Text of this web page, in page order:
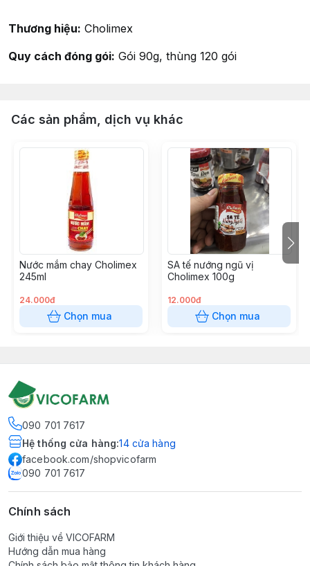
Thương hiệu: Cholimex
Quy cách đóng gói: Gói 90g, thùng 120 gói
Các sản phẩm, dịch vụ khác
Nước mắm chay Cholimex
245ml
24.000đ
Chọn mua
SA tế nướng ngũ vị
Cholimex 100g
12.000đ
Chọn mua
090 701 7617
Hệ thống cửa hàng:14 cửa hàng
facebook.com/shopvicofarm
090 701 7617
Chính sách
Giới thiệu về VICOFARM
Hướng dẫn mua hàng